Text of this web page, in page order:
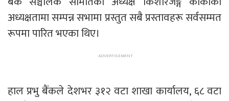
अध्यक्षतामा सम्पन्न सभामा प्रस्तुत सबै प्रस्तावहरू सर्वसम्मत
रूपमा पारित भएका थिए।
हाल प्रभु बैंकले देशभर ३१२ वटा शाखा कार्यालय, ६८ वटा